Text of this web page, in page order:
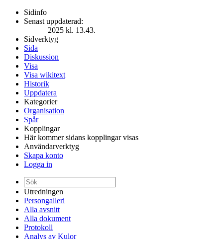
Sidinfo
Senast uppdaterad:
2025 kl. 13.43.
Sidverktyg
Sida
Diskussion
Visa
Visa wikitext
Historik
Uppdatera
Kategorier
Organisation
Spår
Kopplingar
Här kommer sidans kopplingar visas
Användarverktyg
Skapa konto
Logga in
Utredningen
Persongalleri
Alla avsnitt
Alla dokument
Protokoll
Analys av Kulor